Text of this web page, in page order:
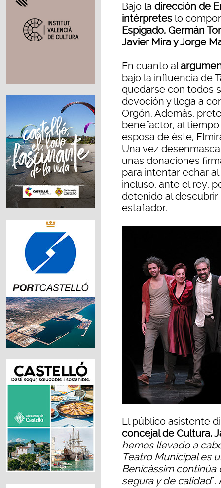
Bajo la dirección de
intérpretes lo
Espigado, Germán
Javier Mira y Jorge
En cuanto al
bajo la influencia de
quedarse con todos
devoción y llega a
Orgón. Además,
benefactor, al
esposa de éste,
Una vez
unas donaciones
para intentar echar
incluso, ante el rey,
detenido al
estafador.
El público asistente
concejal de Cultura,
hemos llevado a
Teatro Municipal es
Benicàssim
segura y de calidad